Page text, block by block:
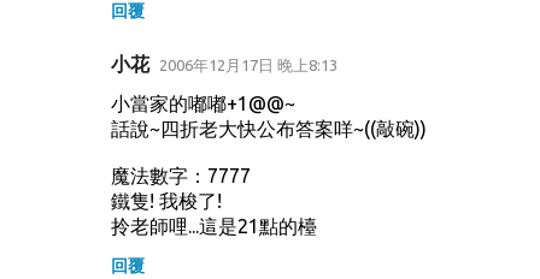
回覆
小花 2006年12月17日 晚上8:13
小當家的嘟嘟+1@@~
話說~四折老大快公布答案咩~((敲碗))
魔法數字：7777
鐵隻! 我梭了!
拎老師哩...這是21點的檯
回覆